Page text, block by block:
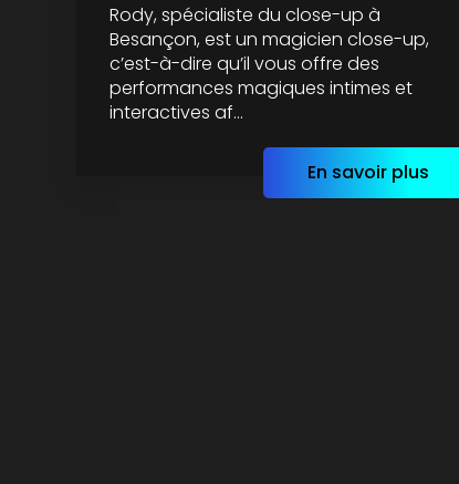
Rody, spécialiste du close-up à
Besançon, est un magicien close-up,
c’est-à-dire qu’il vous offre des
performances magiques intimes et
interactives af...
En savoir plus